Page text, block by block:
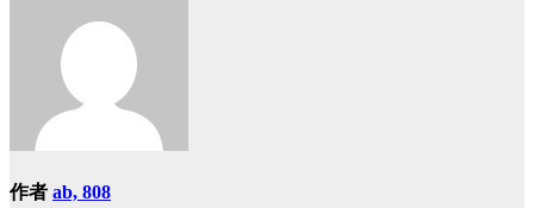
作者 ab, 808